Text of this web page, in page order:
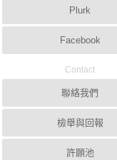
Plurk
Facebook
Contact
聯絡我們
檢舉與回報
許願池